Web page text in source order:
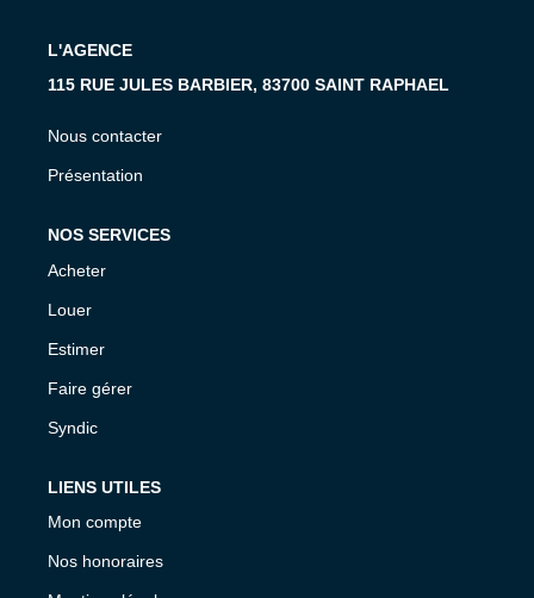
L'AGENCE
115 RUE JULES BARBIER, 83700 SAINT RAPHAEL
Nous contacter
Présentation
NOS SERVICES
Acheter
Louer
Estimer
Faire gérer
Syndic
LIENS UTILES
Mon compte
Nos honoraires